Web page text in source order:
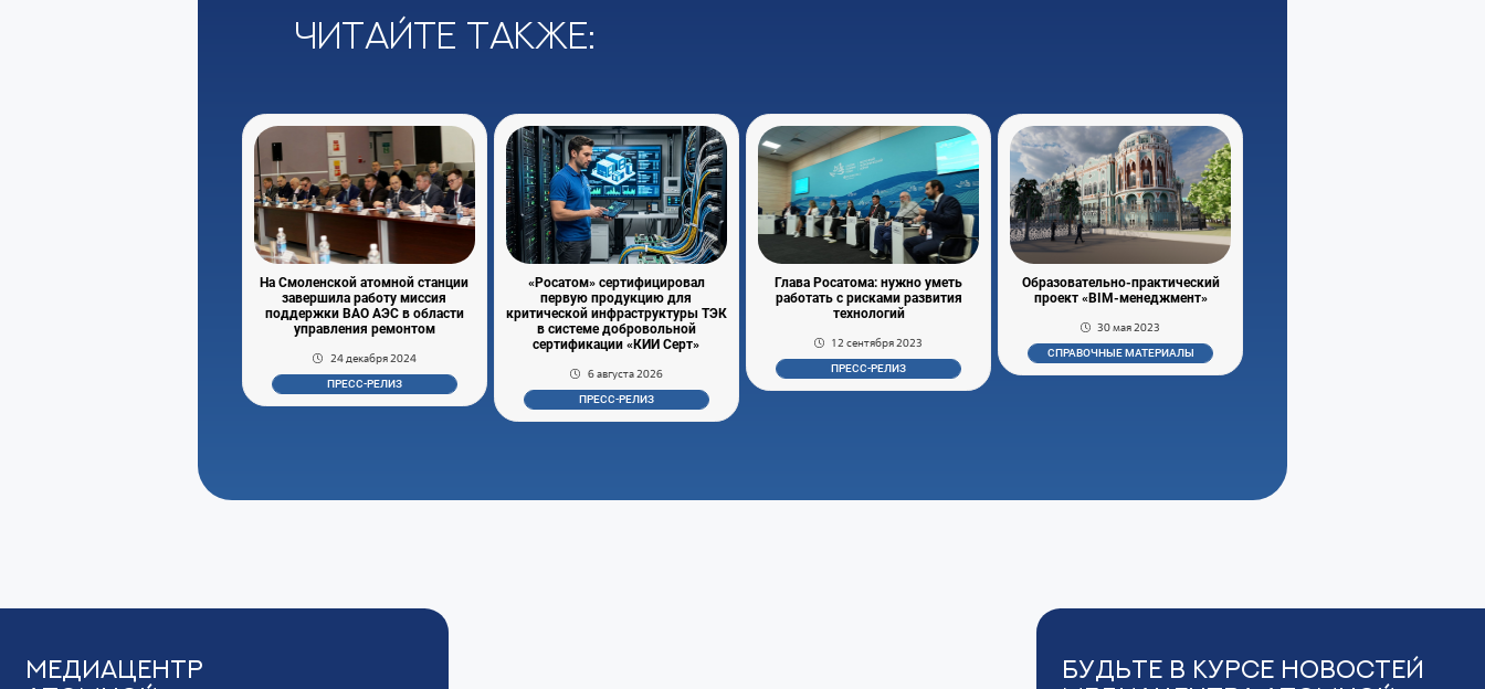
Читайте также:
На Смоленской атомной станции
завершила работу миссия
поддержки ВАО АЭС в области
управления ремонтом
24 декабря 2024
ПРЕСС-РЕЛИЗ
«Росатом» сертифицировал
первую продукцию для
критической инфраструктуры ТЭК
в системе добровольной
сертификации «КИИ Серт»
6 августа 2026
ПРЕСС-РЕЛИЗ
Глава Росатома: нужно уметь
работать с рисками развития
технологий
12 сентября 2023
ПРЕСС-РЕЛИЗ
Образовательно-практический
проект «BIM-менеджмент»
30 мая 2023
СПРАВОЧНЫЕ МАТЕРИАЛЫ
Медиацентр
Будьте в курсе новостей